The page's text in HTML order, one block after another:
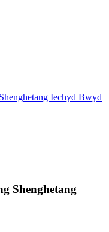
Iechyd Bwyd
Shenghetang